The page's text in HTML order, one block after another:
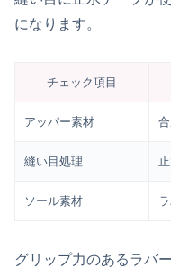
になります。
チェック項目
アッパー素材
縫い目処理
ソール素材
グリップ力のあるラバ